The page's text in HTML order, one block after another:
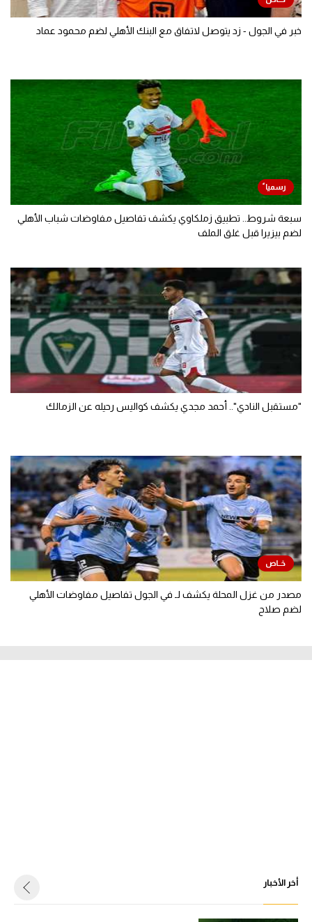
خبر في الجول - زد يتوصل لاتفاق مع البنك الأهلي لضم محمود عماد
سبعة شروط.. تطبيق زملكاوي يكشف تفاصيل مفاوضات شباب الأهلي
لضم بيزيرا قبل غلق الملف
"مستقبل النادي".. أحمد مجدي يكشف كواليس رحيله عن الزمالك
مصدر من غزل المحلة يكشف لـ في الجول تفاصيل مفاوضات الأهلي
لضم صلاح
أخر الأخبار